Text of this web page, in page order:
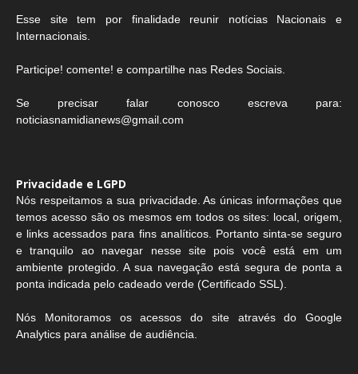
Esse site tem por finalidade reunir notícias Nacionais e
Internacionais.
Participe! comente! e compartilhe nas Redes Sociais.
Se precisar falar conosco escreva para:
noticiasnamidianews@gmail.com
Privacidade e LGPD
Nós respeitamos a sua privacidade. As únicas informações que
temos acesso são os mesmos em todos os sites: local, origem,
e links acessados para fins analíticos. Portanto sinta-se seguro
e tranquilo ao navegar nesse site pois você está em um
ambiente protegido. A sua navegação está segura de ponta a
ponta indicada pelo cadeado verde (Certificado SSL).
Nós Monitoramos os acessos do site através do Google
Analytics para análise de audiência.